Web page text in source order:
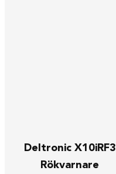
Deltronic X10iRF3
Rökvarnare